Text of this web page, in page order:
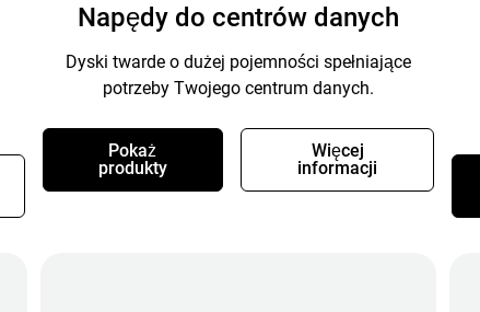
Napędy do centrów danych
Dyski twarde o dużej pojemności spełniające
potrzeby Twojego centrum danych.
Pokaż
produkty
Więcej
informacji